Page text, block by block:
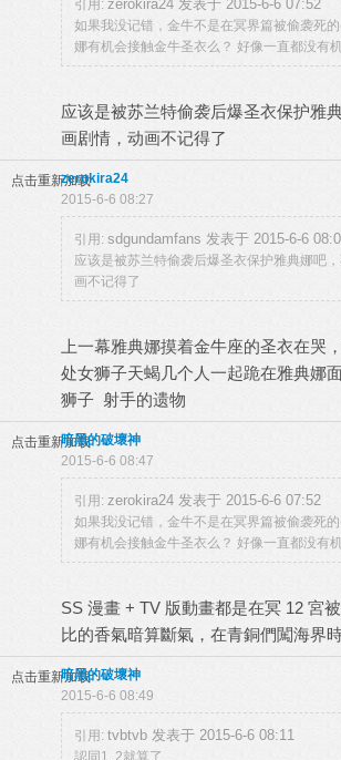
引用: zerokira24 发表于 2015-6-6 07:52
如果我没记错，金牛不是在冥界篇被偷袭死
娜有机会接触金牛圣衣么？ 好像一直都没有机
应该是被苏兰特偷袭后爆圣衣保护雅
画剧情，动画不记得了
点击重新加载zerokira24
2015-6-6 08:27
引用: sdgundamfans 发表于 2015-6-6
应该是被苏兰特偷袭后爆圣衣保护雅典娜吧
画不记得了
上一幕雅典娜摸着金牛座的圣衣在哭
处女狮子天蝎几个人一起跪在雅典娜
狮子 射手的遗物
点击重新加载暗黑的破壞神
2015-6-6 08:47
引用: zerokira24 发表于 2015-6-6 07:52
如果我没记错，金牛不是在冥界篇被偷袭死
娜有机会接触金牛圣衣么？ 好像一直都没有机
SS 漫畫 + TV 版動畫都是在冥 12 宮
比的香氣暗算斷氣，在青銅們闖海界
点击重新加载暗黑的破壞神
2015-6-6 08:49
引用: tvbtvb 发表于 2015-6-6 08:11
認同1, 2就算了